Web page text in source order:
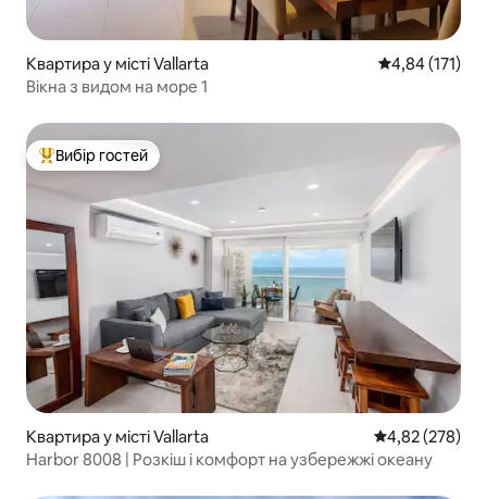
Квартира у місті Vallarta Середня
4,84 (171)
Вікна з видом на море 1
Топ вибір гостей
Вибір гостей
Квартира у місті Vallarta Середня
4,82 (278)
Harbor 8008 | Розкіш і комфорт на узбережжі океану